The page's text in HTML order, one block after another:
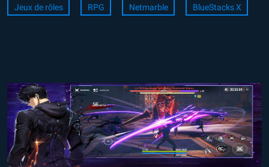
Jeux de rôles RPG Netmarble BlueStacks X